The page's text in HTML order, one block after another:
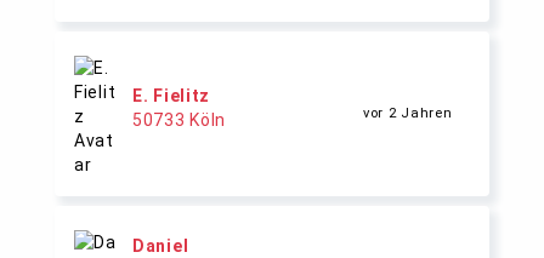
E. Fielitz
50733 Köln
vor 2 Jahren
Daniel